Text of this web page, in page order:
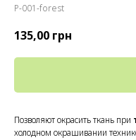
P-001-forest
135,00 грн
Позволяют окрасить ткань при
холодном окрашивании